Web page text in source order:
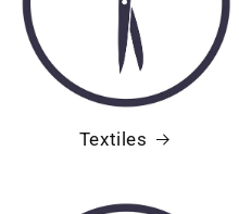
Textiles